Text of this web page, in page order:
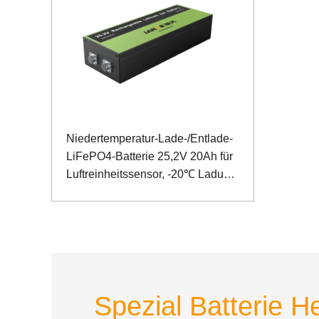
Niedertemperatur-Lade-/Entlade-
LiFePO4-Batterie 25,2V 20Ah für
Luftreinheitssensor, -20℃ Ladung
Spezial Batterie